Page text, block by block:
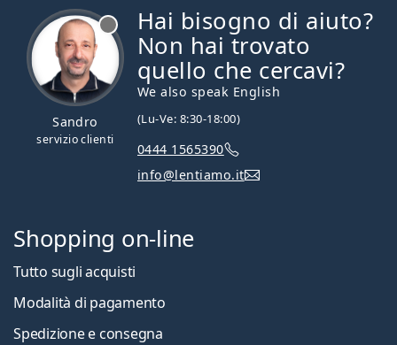
Sandro
servizio clienti
Hai bisogno di aiuto?
Non hai trovato
quello che cercavi?
We also speak English
(Lu-Ve: 8:30-18:00)
0444 1565390
info@lentiamo.it
Shopping on-line
Tutto sugli acquisti
Modalità di pagamento
Spedizione e consegna